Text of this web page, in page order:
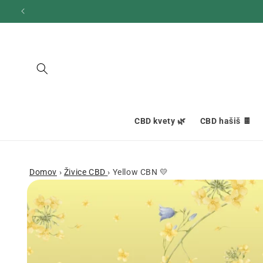
a prejsť
na obsah
CBD kvety 🌿 CBD hašiš 🍫
Domov › Živice CBD› Yellow CBN 💛
Prejsť na
o produkte